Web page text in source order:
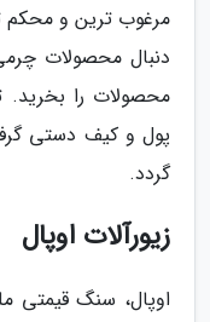
مرغوب ترین و محکم
دنبال محصولات
محصولات را بخرید.
پول و کیف دستی
گردد.
زیورآلات اوپال
اوپال، سنگ قیمتی